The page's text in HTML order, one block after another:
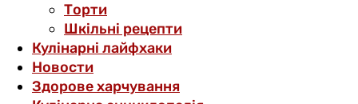
Торти
Шкільні рецепти
Кулінарні лайфхаки
Новости
Здорове харчування